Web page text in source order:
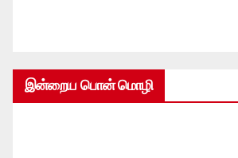
இன்றைய பொன் மொழி